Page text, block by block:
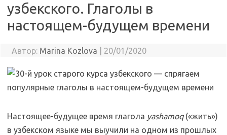
узбекского. Глаголы в
настоящем-будущем времени
Автор: Marina Kozlova 20/01/2020
Настоящее-будущее время глагола yashamoq(«жить»)
в узбекском языке мы выучили на одном из прошлых